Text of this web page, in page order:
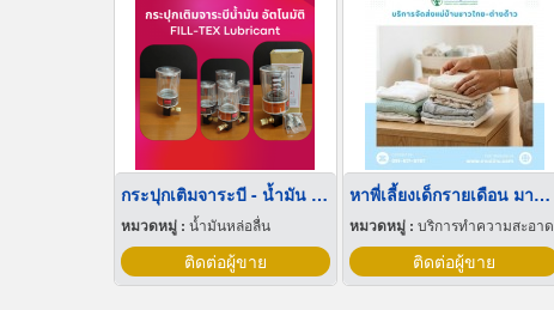
กระปุกเติมจาระบี - น้ำมัน อัตโนมัติ
หมวดหมู่ : น้ำมันหล่อลื่น
ติดต่อผู้ขาย
หาพี่เลี้ยงเด็กรายเดือน มารยาทดี
หมวดหมู่ : บริการทำความสะอาด
ติดต่อผู้ขาย